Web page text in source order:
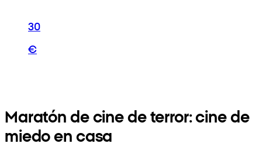
30
€
Maratón de cine de terror: cine de
miedo en casa